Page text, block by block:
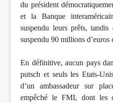
du président
et la Banque
suspendu leurs prêts,
suspendu 90 millions d’euros
En définitive, aucun pays
putsch et seuls les Etats-
d’un ambassadeur sur
empêché le FMI, dont les